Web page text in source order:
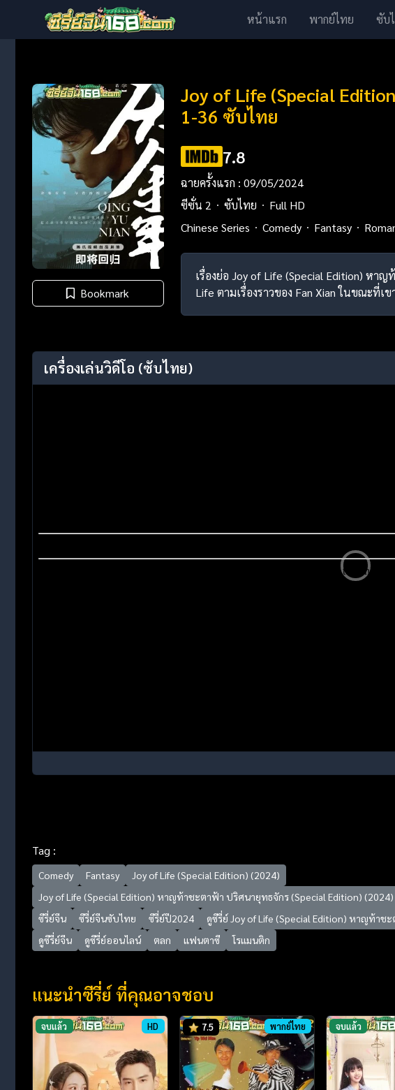
หน้าแรก พากย์ไทย ซับ
Bookmark
Joy of Life (Special
1-36 ซับไทย
7.8
ฉายครั้งแรก : 09/05/2024
ซีซั่น 2
ซับไทย
Full HD
Chinese Series
Comedy Fantasy
เรื่องย่อ Joy of Life (Special Edition) หา
Life ตามเรื่องราวของ Fan Xian ในขณะที่เ
เครื่องเล่นวิดีโอ (ซับไทย)
Tag :
Comedy Fantasy
Joy of Life (Special Edition) (2024)
Joy of Life (Special Edition) หาญท้าชะตาฟ้า ปริศนายุทธจักร (Special Edition) (2024)
ซีรี่ย์จีน
ซีรี่ย์จีนซับไทย ซีรี่ย์ปี2024
ดูซีรี่ย์ Joy of Life (Special Edition) หาญท้าช
ดูซีรี่ย์จีน
ดูซีรี่ย์ออนไลน์ ตลก แฟนตาซี โรแมนติก
แนะนำซีรี่ย์ ที่คุณอาจชอบ
จบแล้ว HD 7.5 พากย์ไทย จบแล้ว